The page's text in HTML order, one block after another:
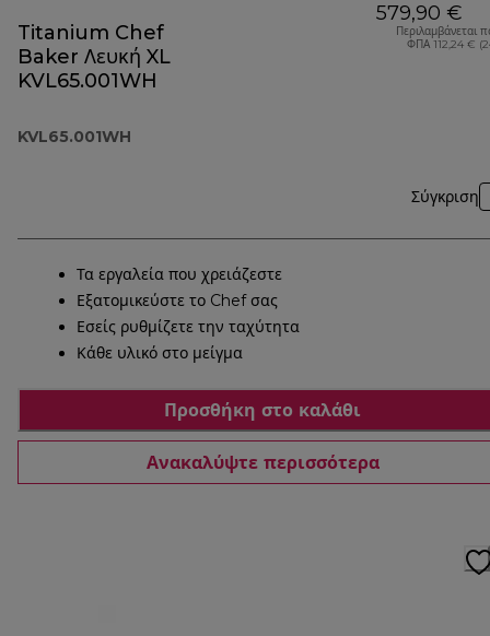
Titanium Chef
Baker Λευκή XL
KVL65.001WH
KVL65.001WH
579,90 €
Περιλαμβάνεται
ΦΠΑ 112,24 €
Σύγκριση
Τα εργαλεία που χρειάζεστε
Εξατομικεύστε το Chef σας
Εσείς ρυθμίζετε την ταχύτητα
Κάθε υλικό στο μείγμα
Προσθήκη στο καλάθι
Ανακαλύψτε περισσότερα